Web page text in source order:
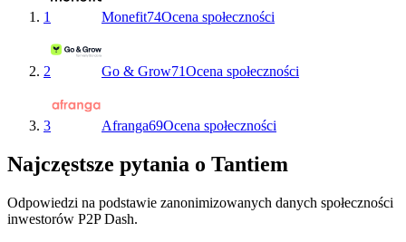
1 Monefit74Ocena społeczności
2 Go & Grow71Ocena społeczności
3 Afranga69Ocena społeczności
Najczęstsze pytania o Tantiem
Odpowiedzi na podstawie zanonimizowanych danych społeczności
inwestorów P2P Dash.